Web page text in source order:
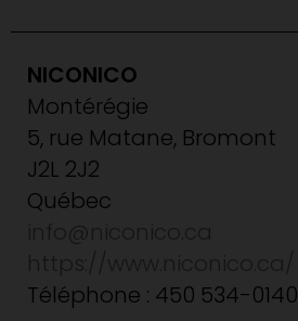
NICONICO
Montérégie
5, rue Matane, Bromont
J2L 2J2
Québec
Téléphone : 450 534-0140